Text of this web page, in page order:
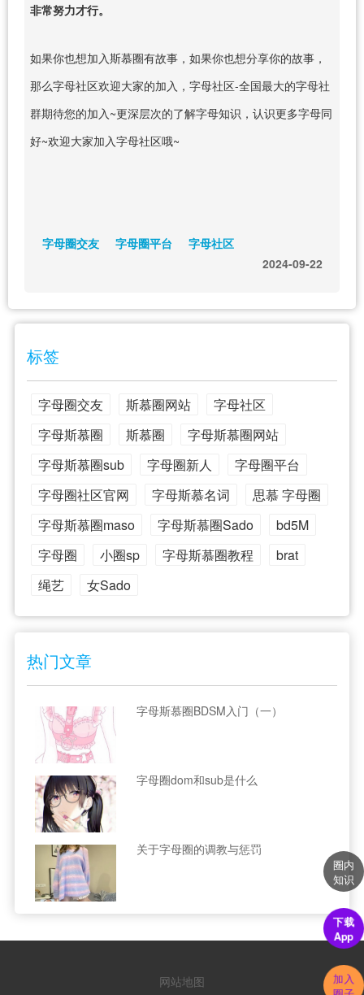
非常努力才行。
如果你也想加入斯慕圈有故事，如果你也想分享你的故事，
那么字母社区欢迎大家的加入，字母社区-全国最大的字母社
群期待您的加入~更深层次的了解字母知识，认识更多字母同
好~欢迎大家加入字母社区哦~
字母圈交友 字母圈平台
字母社区
2024-09-22
标签
字母圈交友 斯慕圈网站
字母社区
字母斯慕圈
斯慕圈
字母斯慕圈网站
字母斯慕圈sub
字母圈新人
字母圈平台
字母圈社区官网
字母斯慕名词
思慕 字母圈
字母斯慕圈maso
字母斯慕圈Sado
bd5M
字母圈
小圈sp 字母斯慕圈教程
brat
绳艺
女Sado
热门文章
字母斯慕圈BDSM入门（一）
字母圈dom和sub是什么
关于字母圈的调教与惩罚
网站地图
圈内
知识
下载
App
加入